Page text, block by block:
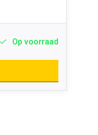
Op voorraad